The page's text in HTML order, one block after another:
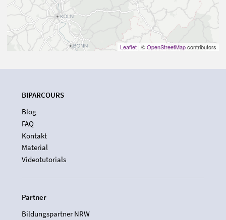
Leaflet | ©OpenStreetMapcontributors
BIPARCOURS
Blog
FAQ
Kontakt
Material
Videotutorials
Partner
Bildungspartner NRW